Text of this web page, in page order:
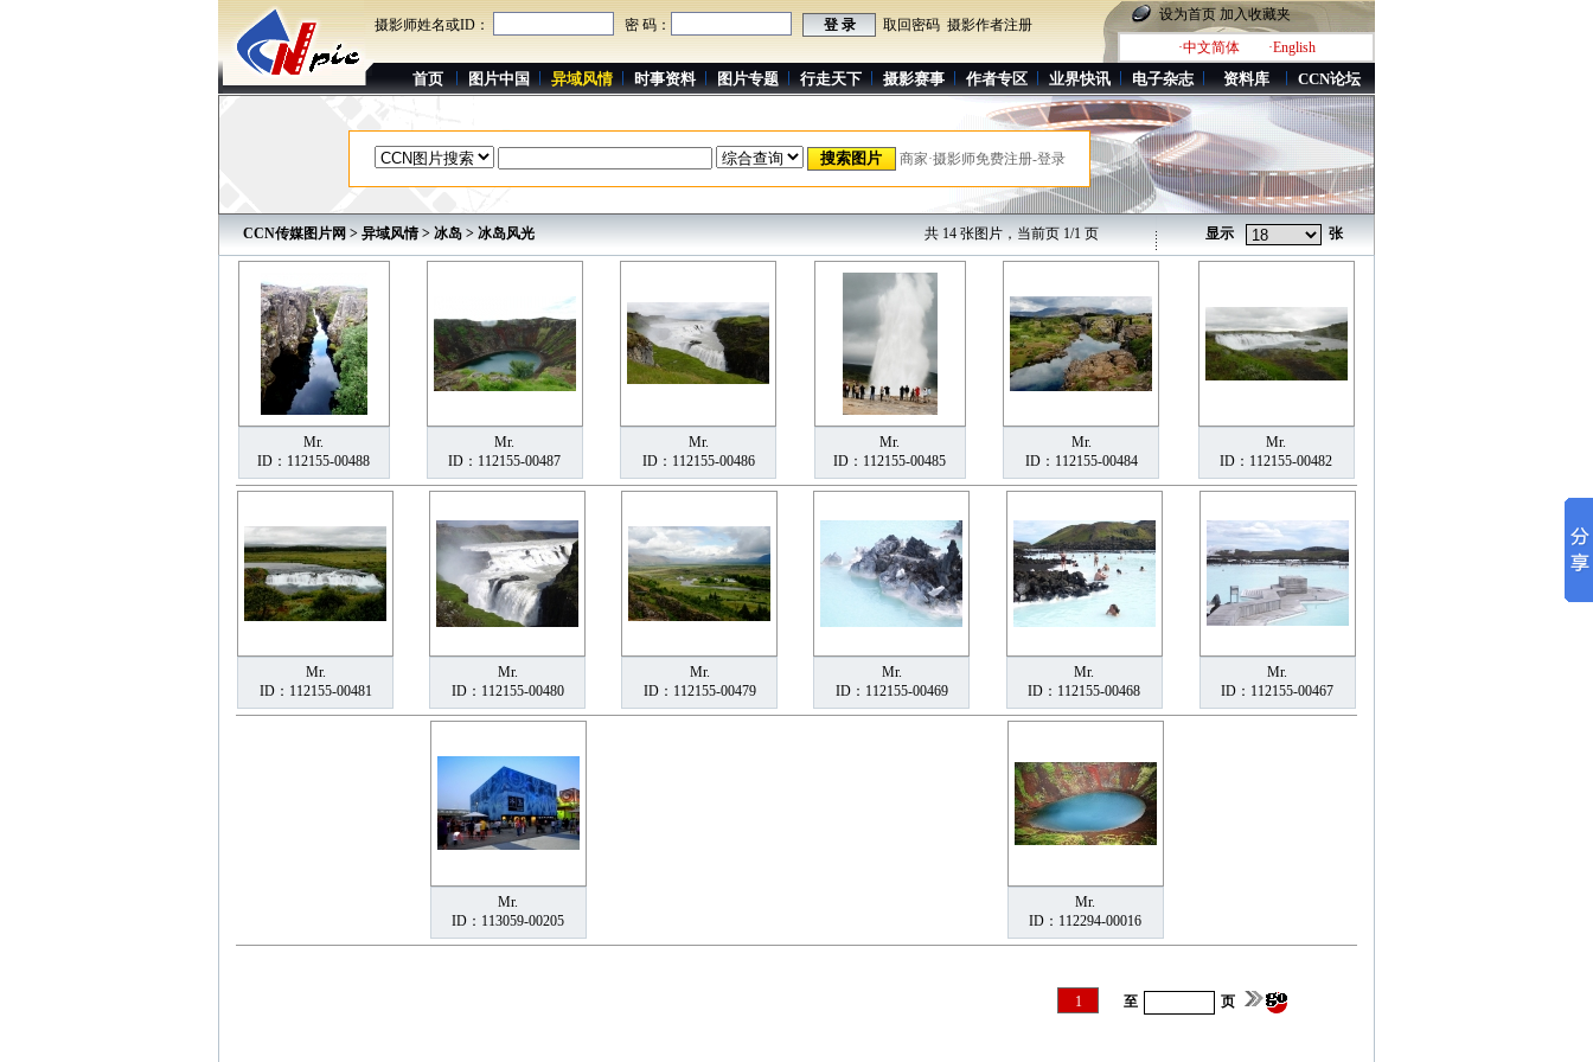
摄影师姓名或ID： 密 码： 取回密码 摄影作者注册
设为首页 加入收藏夹
·中文简体
·English
首页 图片中国 异域风情 时事资料 图片专题 行走天下 摄影赛事 作者专区 业界快讯 电子杂志 资料库 CCN论坛
商家·摄影师免费注册-登录
CCN传媒图片网 > 异域风情> 冰岛 > 冰岛风光 共 14 张图片，当前页 1/1 页 显示 张
Mr.
ID：112155-00488
Mr.
ID：112155-00487
Mr.
ID：112155-00486
Mr.
ID：112155-00485
Mr.
ID：112155-00484
Mr.
ID：112155-00482
Mr.
ID：112155-00481
Mr.
ID：112155-00480
Mr.
ID：112155-00479
Mr.
ID：112155-00469
Mr.
ID：112155-00468
Mr.
ID：112155-00467
Mr.
ID：113059-00205
Mr.
ID：112294-00016
至 页
1